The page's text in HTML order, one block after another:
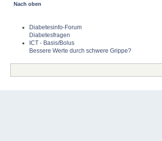
Nach oben
Diabetesinfo-Forum
Diabetesfragen
ICT - Basis/Bolus
Bessere Werte durch schwere Grippe?